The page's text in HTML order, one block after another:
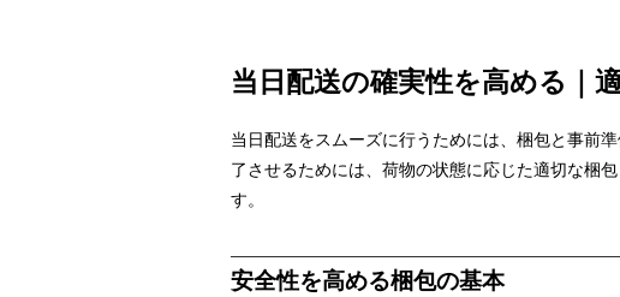
当日配送の確実性を高める｜
当日配送をスムーズに行うためには、梱包と事前
了させるためには、荷物の状態に応じた適切な梱
す。
安全性を高める梱包の基本